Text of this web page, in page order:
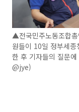
▲전국민주노동조합
원들이 10일 정부세
한 후 기자들의 질문
@jye)